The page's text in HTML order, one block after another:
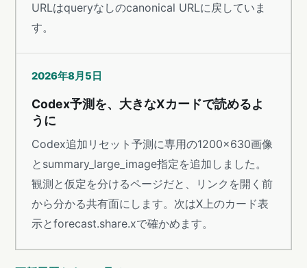
URLはqueryなしのcanonical URLに戻していま
す。
2026年8月5日
Codex予測を、大きなXカードで読めるよ
うに
Codex追加リセット予測に専用の1200×630画像
とsummary_large_image指定を追加しました。
観測と仮定を分けるページだと、リンクを開く前
から分かる共有面にします。次はX上のカード表
示とforecast.share.xで確かめます。